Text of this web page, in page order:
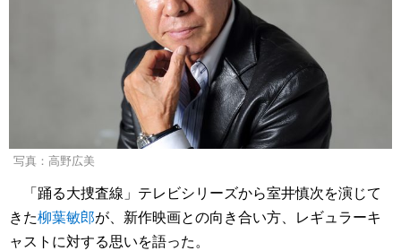
写真：高野広美
「踊る大捜査線」テレビシリーズから室井慎次を演じて
きた柳葉敏郎が、新作映画との向き合い方、レギュラーキ
ャストに対する思いを語った。